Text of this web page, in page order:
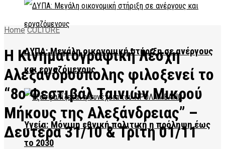
ΔΥΠΑ: Μεγάλη οικονομική στήριξη σε ανέργους
και εργαζόμενους
Υγεία: Μόνιμη εθνική πολιτική η πρόληψη έως
το 2030
Home CULTURE
Η Κινηματογραφική Λέσχη
Αλεξανδρούπολης φιλοξενεί το
“8ο Φεστιβάλ Ταινιών Μικρού
Μήκους της Αλεξάνδρειας” –
Δευτέρα 31/10 & Τρίτη 01/11